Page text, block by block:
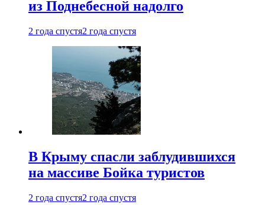
из Поднебесной надолго
2 года спустя2 года спустя
В Крыму спасли заблудившихся
на массиве Бойка туристов
2 года спустя2 года спустя